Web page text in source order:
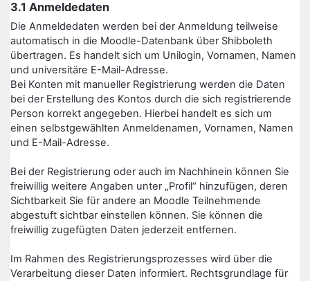
3.1 Anmeldedaten
Die Anmeldedaten werden bei der Anmeldung teilweise
automatisch in die Moodle-Datenbank über Shibboleth
übertragen. Es handelt sich um Unilogin, Vornamen, Namen
und universitäre E-Mail-Adresse.
Bei Konten mit manueller Registrierung werden die Daten
bei der Erstellung des Kontos durch die sich registrierende
Person korrekt angegeben. Hierbei handelt es sich um
einen selbstgewählten Anmeldenamen, Vornamen, Namen
und E-Mail-Adresse.
Bei der Registrierung oder auch im Nachhinein können Sie
freiwillig weitere Angaben unter „Profil“ hinzufügen, deren
Sichtbarkeit Sie für andere an Moodle Teilnehmende
abgestuft sichtbar einstellen können. Sie können die
freiwillig zugefügten Daten jederzeit entfernen.
Im Rahmen des Registrierungsprozesses wird über die
Verarbeitung dieser Daten informiert. Rechtsgrundlage für